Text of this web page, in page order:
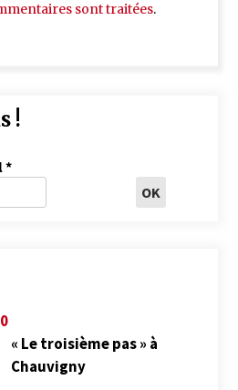
sont traitées.
!
*
« Le troisième pas » à
Chauvigny